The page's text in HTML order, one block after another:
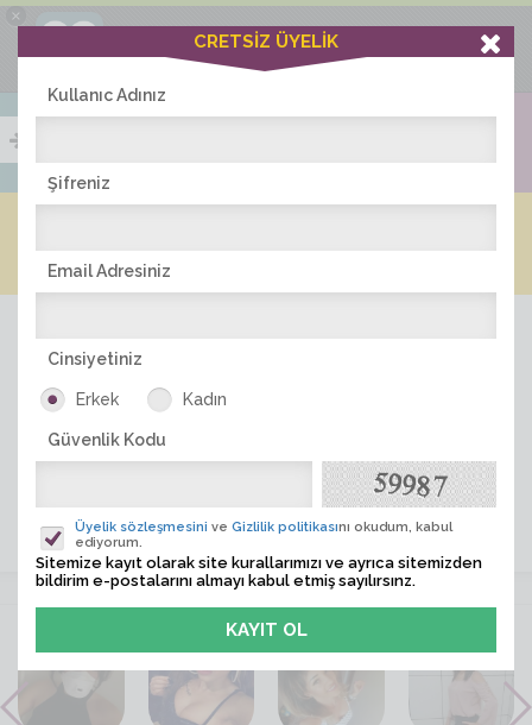
×
Ciddiask Uygulaması
+1 Hafta Gold Üyelik Kazan
Bedava - com.ciddi.ask
İNDİR
ÜYE ARA
VİTRİN
CRETSİZ ÜYELİK
Kullanıc Adınız
Şifreniz
Email Adresiniz
Cinsiyetiniz
Erkek Kadın
Güvenlik Kodu
Üyelik sözleşmesini ve Gizlilik politikasını okudum, kabul
ediyorum.
Sitemize kayıt olarak site kurallarımızı ve ayrıca sitemizden
bildirim e-postalarını almayı kabul etmiş sayılırsınz.